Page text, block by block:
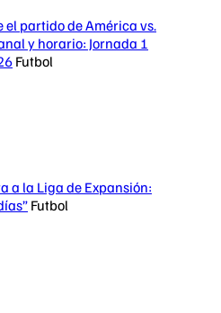
el partido de América vs.
y horario: Jornada 1
Futbol
a la Liga de Expansión:
Futbol